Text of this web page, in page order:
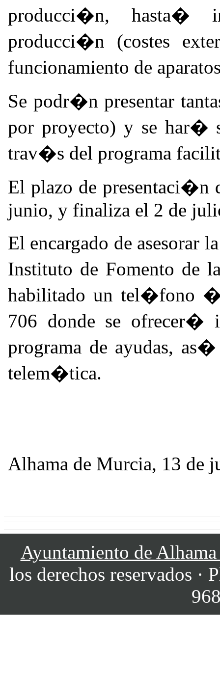
producci�n, hasta�
producci�n (costes
funcionamiento de
Se podr�n presentar
por proyecto) y se har�
trav�s del programa
El plazo de presentaci�n
junio, y finaliza el 2 de
El encargado de asesorar
Instituto de Fomento de
habilitado un tel�fono
706 donde se ofrecer�
programa de ayudas,
telem�tica.
Alhama de Murcia, 13 de
Ayuntamiento de
los derechos reservados ·